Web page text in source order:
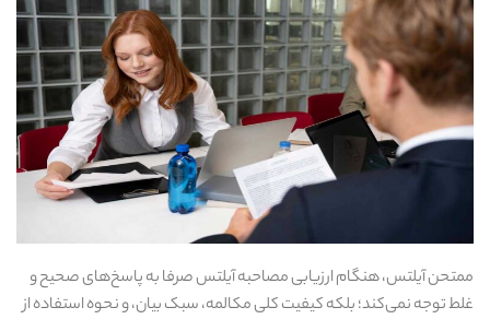
ممتحن آیلتس، هنگام ارزیابی مصاحبه آیلتس صرفا به پاسخ‌های صحیح و
غلط توجه نمی‌کند؛ بلکه کیفیت کلی مکالمه، سبک بیان، و نحوه استفاده از